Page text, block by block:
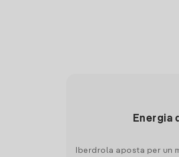
Energia
Iberdrola aposta per un